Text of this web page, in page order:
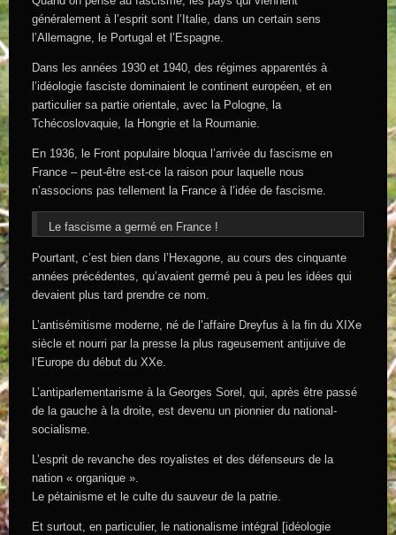
généralement à l’esprit sont l’Italie, dans un certain sens
l’Allemagne, le Portugal et l’Espagne.
Dans les années 1930 et 1940, des régimes apparentés à
l’idéologie fasciste dominaient le continent européen, et en
particulier sa partie orientale, avec la Pologne, la
Tchécoslovaquie, la Hongrie et la Roumanie.
En 1936, le Front populaire bloqua l’arrivée du fascisme en
France – peut-être est-ce la raison pour laquelle nous
n’associons pas tellement la France à l’idée de fascisme.
Le fascisme a germé en France !
Pourtant, c’est bien dans l’Hexagone, au cours des cinquante
années précédentes, qu’avaient germé peu à peu les idées qui
devaient plus tard prendre ce nom.
L’antisémitisme moderne, né de l’affaire Dreyfus à la fin du XIXe
siècle et nourri par la presse la plus rageusement antijuive de
l’Europe du début du XXe.
L’antiparlementarisme à la Georges Sorel, qui, après être passé
de la gauche à la droite, est devenu un pionnier du national-
socialisme.
L’esprit de revanche des royalistes et des défenseurs de la
nation « organique ».
Le pétainisme et le culte du sauveur de la patrie.
Et surtout, en particulier, le nationalisme intégral [idéologie